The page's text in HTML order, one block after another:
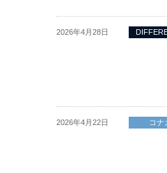
2026年4月28日
2026年4月22日 コナ